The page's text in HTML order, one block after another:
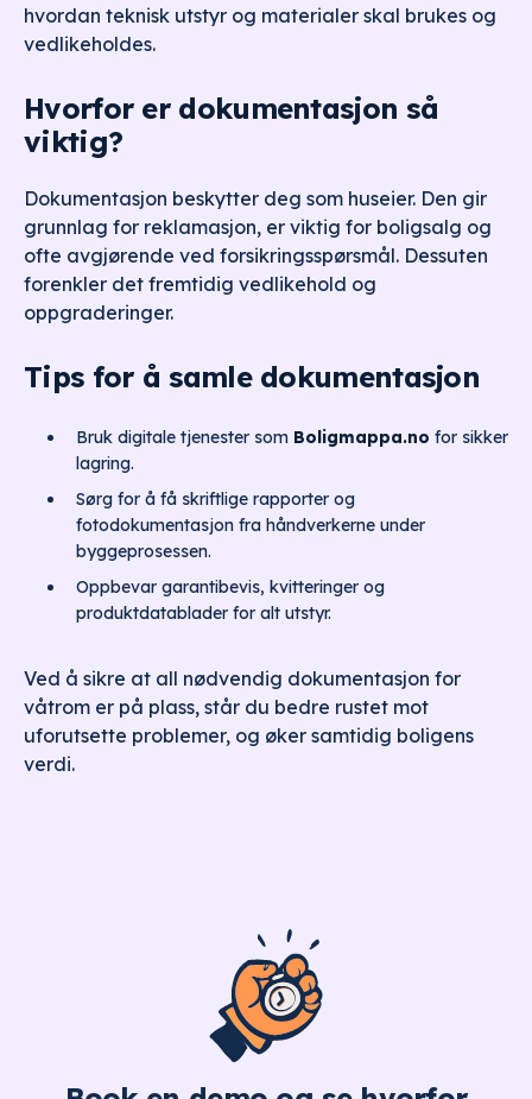
hvordan teknisk utstyr og materialer skal brukes og
vedlikeholdes.
Hvorfor er dokumentasjon så
viktig?
Dokumentasjon beskytter deg som huseier. Den gir
grunnlag for reklamasjon, er viktig for boligsalg og
ofte avgjørende ved forsikringsspørsmål. Dessuten
forenkler det fremtidig vedlikehold og
oppgraderinger.
Tips for å samle dokumentasjon
Bruk digitale tjenester som Boligmappa.no for sikker
lagring.
Sørg for å få skriftlige rapporter og
fotodokumentasjon fra håndverkerne under
byggeprosessen.
Oppbevar garantibevis, kvitteringer og
produktdatablader for alt utstyr.
Ved å sikre at all nødvendig dokumentasjon for
våtrom er på plass, står du bedre rustet mot
uforutsette problemer, og øker samtidig boligens
verdi.